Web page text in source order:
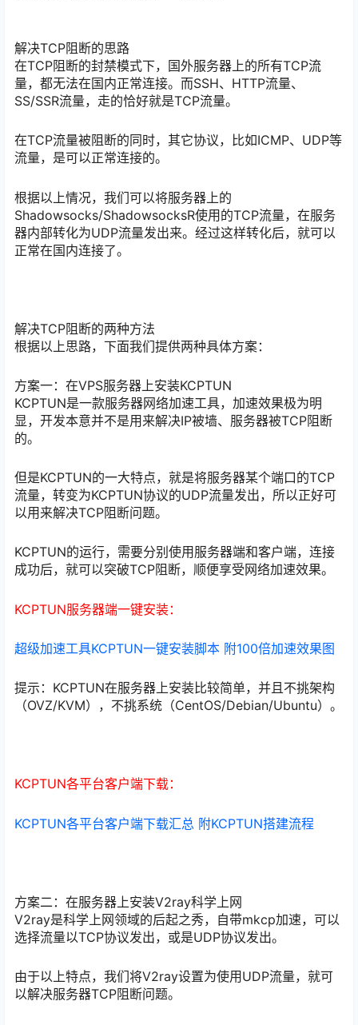
解决TCP阻断的思路
在TCP阻断的封禁模式下，国外服务器上的所有TCP流
量，都无法在国内正常连接。而SSH、HTTP流量、
SS/SSR流量，走的恰好就是TCP流量。
在TCP流量被阻断的同时，其它协议，比如ICMP、UDP等
流量，是可以正常连接的。
根据以上情况，我们可以将服务器上的
Shadowsocks/ShadowsocksR使用的TCP流量，在服务
器内部转化为UDP流量发出来。经过这样转化后，就可以
正常在国内连接了。
解决TCP阻断的两种方法
根据以上思路，下面我们提供两种具体方案：
方案一：在VPS服务器上安装KCPTUN
KCPTUN是一款服务器网络加速工具，加速效果极为明
显，开发本意并不是用来解决IP被墙、服务器被TCP阻断
的。
但是KCPTUN的一大特点，就是将服务器某个端口的TCP
流量，转变为KCPTUN协议的UDP流量发出，所以正好可
以用来解决TCP阻断问题。
KCPTUN的运行，需要分别使用服务器端和客户端，连接
成功后，就可以突破TCP阻断，顺便享受网络加速效果。
KCPTUN服务器端一键安装：
超级加速工具KCPTUN一键安装脚本 附100倍加速效果图
提示：KCPTUN在服务器上安装比较简单，并且不挑架构
（OVZ/KVM），不挑系统（CentOS/Debian/Ubuntu）。
KCPTUN各平台客户端下载：
KCPTUN各平台客户端下载汇总 附KCPTUN搭建流程
方案二：在服务器上安装V2ray科学上网
V2ray是科学上网领域的后起之秀，自带mkcp加速，可以
选择流量以TCP协议发出，或是UDP协议发出。
由于以上特点，我们将V2ray设置为使用UDP流量，就可
以解决服务器TCP阻断问题。